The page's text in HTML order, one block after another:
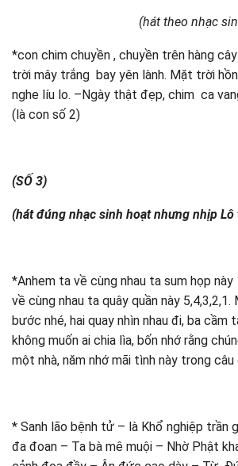
(hát theo nhạc sinh
*con chim chuyền , chuyền trên hàng
trời mây trắng bay yên lành. Mặt trời
nghe líu lo. –Ngày thật đẹp, chim ca
(là con số 2)
(SỐ 3)
(hát đúng nhạc sinh hoạt nhưng nhịp Lô
*Anhem ta về cùng nhau ta sum họp này
về cùng nhau ta quây quần này
bước nhé, hai quay nhìn nhau đi, ba cầm
không muốn ai chia lìa, bốn nhớ rằng
một nhà, năm nhớ mãi tình này trong
* Sanh lão bệnh tử – là Khổ nghiệp trần
đa đoan – Ta bà mê muội – Nhờ Phật